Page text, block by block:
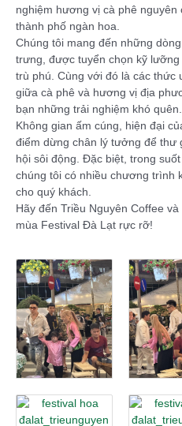
nghiệm hương vị cà phê
thành phố ngàn hoa.
Chúng tôi mang đến những
trưng, được tuyển chọn kỹ
trù phú. Cùng với đó là các thức
giữa cà phê và hương vị địa
bạn những trải nghiệm khó quên.
Không gian ấm cúng, hiện đại
điểm dừng chân lý tưởng để thư
hội sôi động. Đặc biệt, trong
chúng tôi có nhiều chương trình
cho quý khách.
Hãy đến Triều Nguyên Coffee
mùa Festival Đà Lạt rực rỡ!